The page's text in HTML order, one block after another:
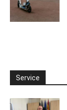
Service